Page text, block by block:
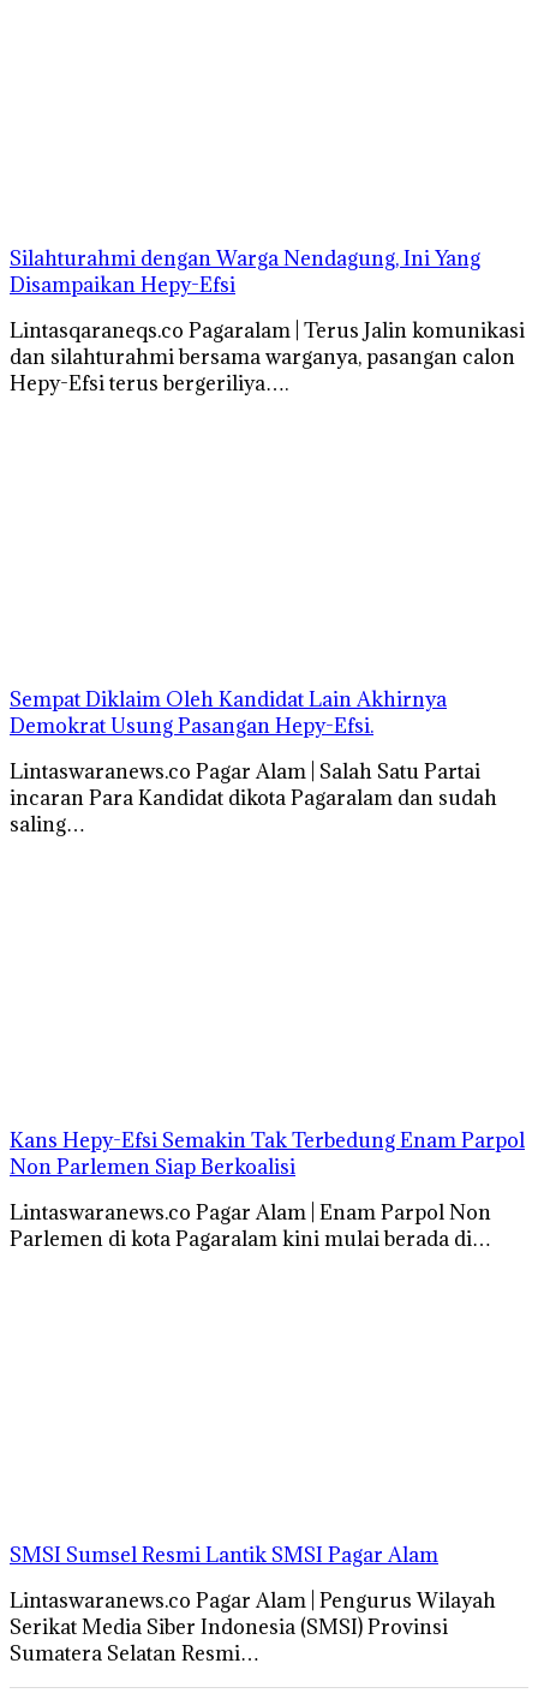
Silahturahmi dengan Warga Nendagung, Ini Yang
Disampaikan Hepy-Efsi
Lintasqaraneqs.co Pagaralam | Terus Jalin komunikasi
dan silahturahmi bersama warganya, pasangan calon
Hepy-Efsi terus bergeriliya….
Sempat Diklaim Oleh Kandidat Lain Akhirnya
Demokrat Usung Pasangan Hepy-Efsi.
Lintaswaranews.co Pagar Alam | Salah Satu Partai
incaran Para Kandidat dikota Pagaralam dan sudah
saling…
Kans Hepy-Efsi Semakin Tak Terbedung Enam Parpol
Non Parlemen Siap Berkoalisi
Lintaswaranews.co Pagar Alam | Enam Parpol Non
Parlemen di kota Pagaralam kini mulai berada di…
SMSI Sumsel Resmi Lantik SMSI Pagar Alam
Lintaswaranews.co Pagar Alam | Pengurus Wilayah
Serikat Media Siber Indonesia (SMSI) Provinsi
Sumatera Selatan Resmi…